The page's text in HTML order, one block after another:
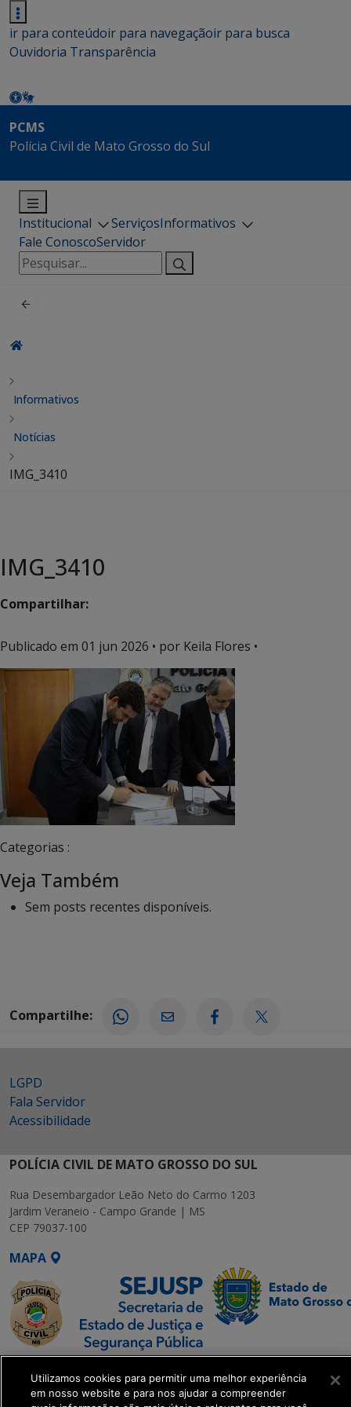
ir para conteúdoir para navegaçãoir para busca
Ouvidoria Transparência
PCMS
Polícia Civil de Mato Grosso do Sul
Institucional ServiçosInformativos
Fale ConoscoServidor
Pesquisar
por:
Informativos
Notícias
IMG_3410
IMG_3410
Compartilhar:
Publicado em 01 jun 2026 • por Keila Flores •
Categorias :
Veja Também
Sem posts recentes disponíveis.
Compartilhe:
LGPD
Fala Servidor
Acessibilidade
POLÍCIA CIVIL DE MATO GROSSO DO SUL
Rua Desembargador Leão Neto do Carmo 1203
Jardim Veraneio - Campo Grande | MS
CEP 79037-100
MAPA
SETDIG | Secretaria-
Executiva de
Utilizamos cookies para permitir uma melhor experiência
em nosso website e para nos ajudar a compreender